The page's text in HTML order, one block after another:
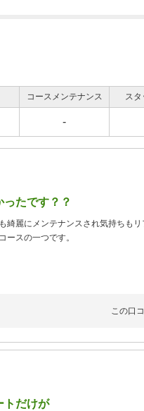
コースメンテナンス スタ
-
ったです？？
綺麗にメンテナンスされ気持ちも
ースの一つです。
この口
トだけが